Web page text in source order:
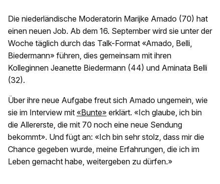
Die niederländische Moderatorin Marijke Amado (70) hat
einen neuen Job. Ab dem 16. September wird sie unter der
Woche täglich durch das Talk-Format «Amado, Belli,
Biedermann» führen, dies gemeinsam mit ihren
Kolleginnen Jeanette Biedermann (44) und Aminata Belli
(32).
Über ihre neue Aufgabe freut sich Amado ungemein, wie
sie im Interview mit «Bunte» erklärt. «Ich glaube, ich bin
die Allererste, die mit 70 noch eine neue Sendung
bekommt». Und fügt an: «Ich bin sehr stolz, dass mir die
Chance gegeben wurde, meine Erfahrungen, die ich im
Leben gemacht habe, weitergeben zu dürfen.»